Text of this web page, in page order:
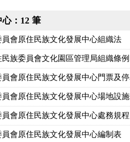
：12 筆
員會原住民族文化發展中心組織法
族委員會文化園區管理局組織條例
員會原住民族文化發展中心門票及
員會原住民族文化發展中心場地設
員會原住民族文化發展中心處務規程
員會原住民族文化發展中心編制表